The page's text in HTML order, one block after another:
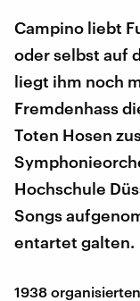
Campino liebt
oder selbst auf
liegt ihm noch
Fremdenhass
Toten Hosen
Hochschule
Songs
entartet galten.
1938